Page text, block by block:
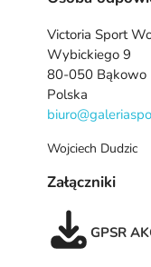
Victoria Sport
Wybickiego 9
80-050 Bąkowo
Polska
Wojciech Dudzic
Załączniki
GPSR